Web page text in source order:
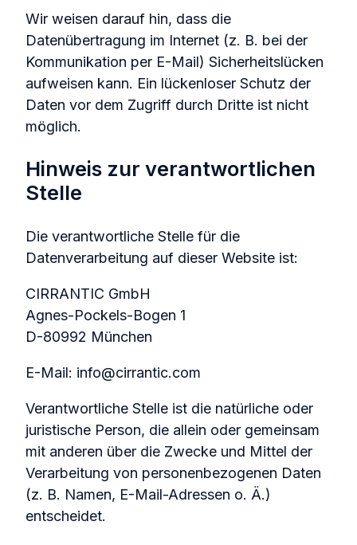
Wir weisen darauf hin, dass die
Datenübertragung im Internet (z. B. bei der
Kommunikation per E-Mail) Sicherheitslücken
aufweisen kann. Ein lückenloser Schutz der
Daten vor dem Zugriff durch Dritte ist nicht
möglich.
Hinweis zur verantwortlichen
Stelle
Die verantwortliche Stelle für die
Datenverarbeitung auf dieser Website ist:
CIRRANTIC GmbH
Agnes-Pockels-Bogen 1
D-80992 München
E-Mail: info@cirrantic.com
Verantwortliche Stelle ist die natürliche oder
juristische Person, die allein oder gemeinsam
mit anderen über die Zwecke und Mittel der
Verarbeitung von personenbezogenen Daten
(z. B. Namen, E-Mail-Adressen o. Ä.)
entscheidet.